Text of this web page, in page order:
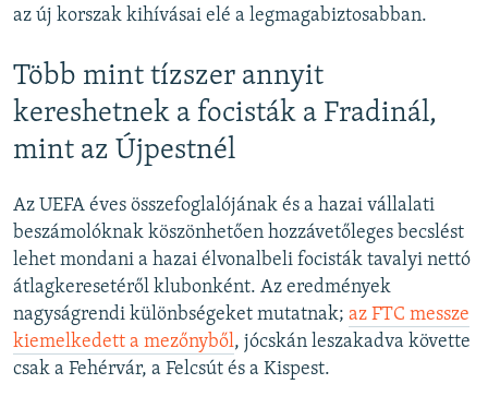
az új korszak kihívásai elé a legmagabiztosabban.
Több mint tízszer annyit
kereshetnek a focisták a Fradinál,
mint az Újpestnél
Az UEFA éves összefoglalójának és a hazai vállalati
beszámolóknak köszönhetően hozzávetőleges becslést
lehet mondani a hazai élvonalbeli focisták tavalyi nettó
átlagkeresetéről klubonként. Az eredmények
nagyságrendi különbségeket mutatnak; az FTC messze
kiemelkedett a mezőnyből, jócskán leszakadva követte
csak a Fehérvár, a Felcsút és a Kispest.